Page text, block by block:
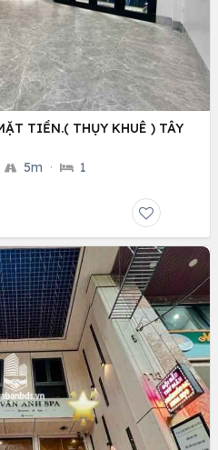
TIỀN.( THỤY KHUÊ ) TÂY
5m · 1